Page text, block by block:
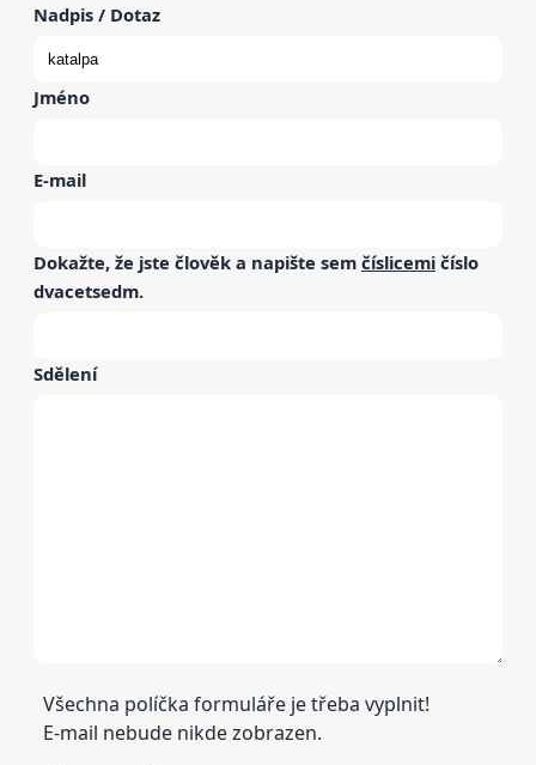
Nadpis / Dotaz
Jméno
E-mail
Dokažte, že jste člověk a napište sem číslicemi číslo
dvacetsedm.
Sdělení
Všechna políčka formuláře je třeba vyplnit!
E-mail nebude nikde zobrazen.